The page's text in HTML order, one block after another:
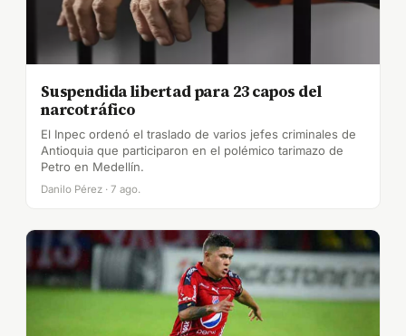
Suspendida libertad para 23 capos del
narcotráfico
El Inpec ordenó el traslado de varios jefes criminales de
Antioquia que participaron en el polémico tarimazo de
Petro en Medellín.
Danilo Pérez · 7 ago.